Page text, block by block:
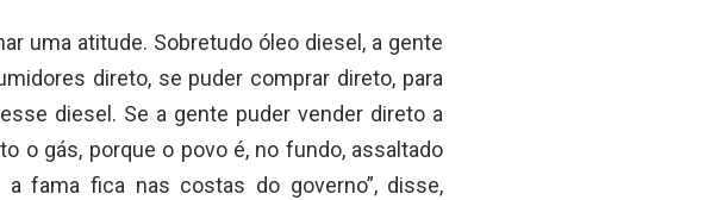
uma atitude. Sobretudo óleo diesel, a gente
direto, se puder comprar direto, para
diesel. Se a gente puder vender direto a
o gás, porque o povo é, no fundo, assaltado
fama fica nas costas do governo”, disse,